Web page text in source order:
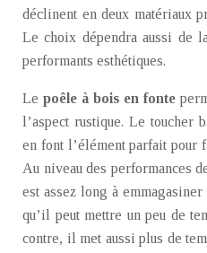
déclinent en deux matériaux
Le choix dépendra aussi de
performants esthétiques.
Le poêle à bois en fonte
l’aspect rustique. Le toucher
en font l’élément parfait pour
Au niveau des performances
est assez long à
qu’il peut mettre un peu de
contre, il met aussi plus de